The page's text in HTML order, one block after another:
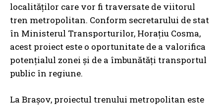
localităților care vor fi traversate de viitorul
tren metropolitan. Conform secretarului de stat
în Ministerul Transporturilor, Horațiu Cosma,
acest proiect este o oportunitate de a valorifica
potențialul zonei și de a îmbunătăți transportul
public în regiune.
La Brașov, proiectul trenului metropolitan este